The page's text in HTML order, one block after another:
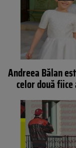
Andreea Bălan
celor două